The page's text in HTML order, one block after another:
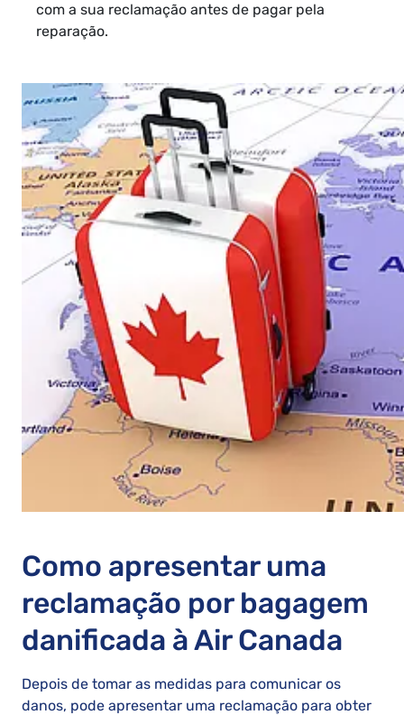
com a sua reclamação antes de pagar pela
reparação.
Como apresentar uma
reclamação por bagagem
danificada à Air Canada
Depois de tomar as medidas para comunicar os
danos, pode apresentar uma reclamação para obter